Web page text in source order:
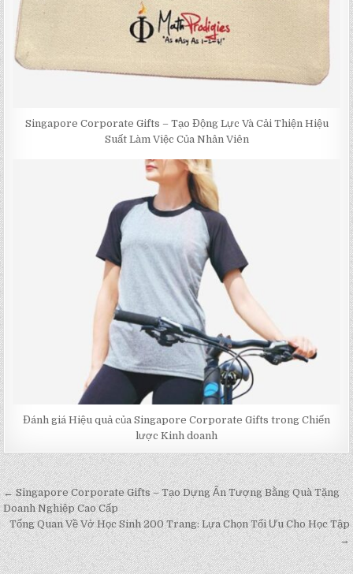
Singapore Corporate Gifts – Tạo Động Lực Và Cải Thiện Hiệu
Suất Làm Việc Của Nhân Viên
Đánh giá Hiệu quả của Singapore Corporate Gifts trong Chiến
lược Kinh doanh
Post
navigation
← Singapore Corporate Gifts – Tạo Dựng Ấn Tượng Bằng Quà Tặng
Doanh Nghiệp Cao Cấp
Tổng Quan Về Vở Học Sinh 200 Trang: Lựa Chọn Tối Ưu Cho Học Tập
→